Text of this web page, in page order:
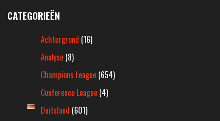
CATEGORIEËN
Achtergrond (16)
Analyse (8)
Champions League (654)
Conference League (4)
Duitsland (601)